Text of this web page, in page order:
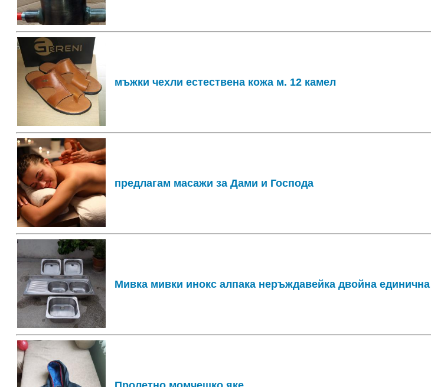
мъжки чехли естествена кожа м. 12 камел
предлагам масажи за Дами и Господа
Мивка мивки инокс алпака неръждавейка двойна